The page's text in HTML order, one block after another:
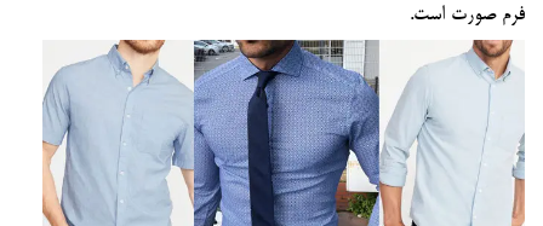
فرم صورت است.